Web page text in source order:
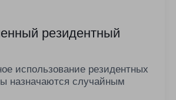
резидентный
использование резидентных
назначаются случайным